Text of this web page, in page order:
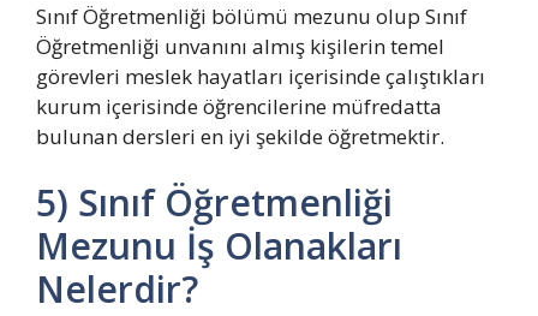
Sınıf Öğretmenliği bölümü mezunu olup Sınıf
Öğretmenliği unvanını almış kişilerin temel
görevleri meslek hayatları içerisinde çalıştıkları
kurum içerisinde öğrencilerine müfredatta
bulunan dersleri en iyi şekilde öğretmektir.
5) Sınıf Öğretmenliği
Mezunu İş Olanakları
Nelerdir?